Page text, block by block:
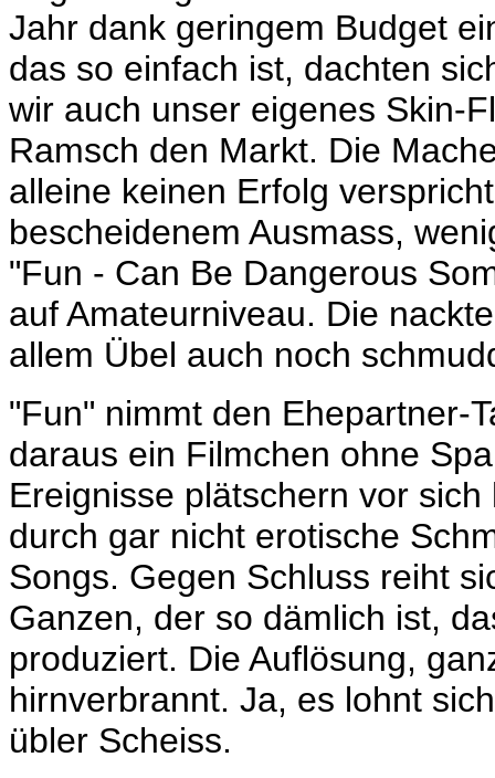
Jahr dank geringem Budget
das so einfach ist, dachten
wir auch unser eigenes Skin-
Ramsch den Markt. Die
alleine keinen Erfolg
bescheidenem Ausmass,
"Fun - Can Be Dangerous
auf Amateurniveau. Die
allem Übel auch noch
"Fun" nimmt den Ehepartner-
daraus ein Filmchen ohne
Ereignisse plätschern vor
durch gar nicht erotische
Songs. Gegen Schluss reiht
Ganzen, der so dämlich ist,
produziert. Die Auflösung,
hirnverbrannt. Ja, es lohnt
übler Scheiss.